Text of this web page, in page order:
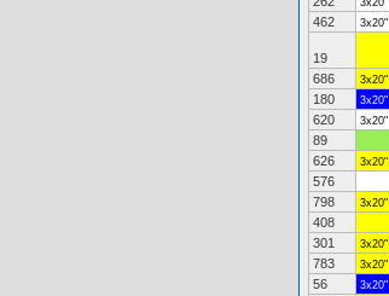
3x20"
462
3x20"
19
686
3x20"
180
3x20"
620
3x20"
89
626
3x20"
576
798
3x20"
408
301
3x20"
783
3x20"
56
3x20"